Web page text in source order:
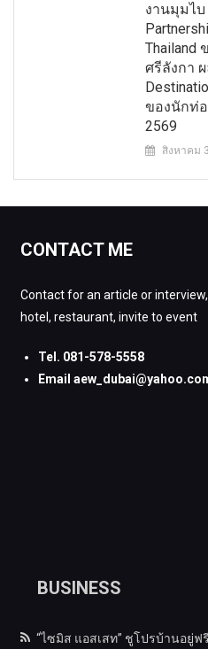
งานมุมไ
Thailand
ศรีลังกา
ของนักท่อ
2569
สิงหาคม
CONTACT ME
Contact for an article or
hotel, restaurant, invite to event
Tel. 081-578-5558
Email
BUSINESS
“ไซมิส แอสเสท” ชูโปรบ้านอยู่ฟ